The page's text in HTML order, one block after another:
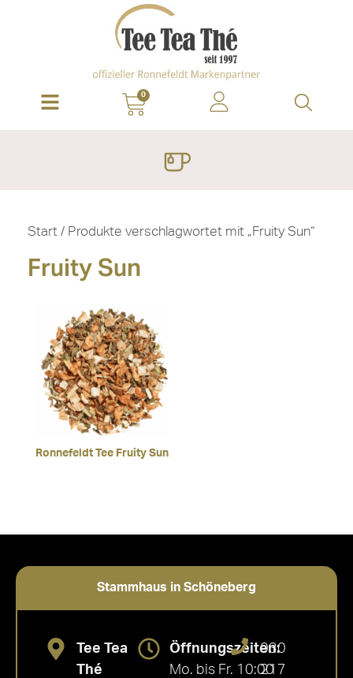
0
Start / Produkte verschlagwortet mit „Fruity Sun“
Fruity Sun
Ronnefeldt Tee Fruity Sun
Stammhaus in Schöneberg
Tee Tea
Thé
Öffnungszeiten:
Mo. bis Fr. 10:00
030
217